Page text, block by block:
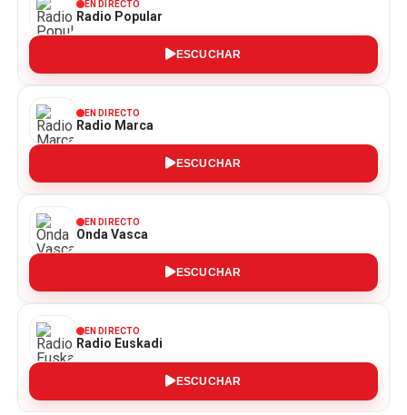
EN DIRECTO
Radio Popular
ESCUCHAR
EN DIRECTO
Radio Marca
ESCUCHAR
EN DIRECTO
Onda Vasca
ESCUCHAR
EN DIRECTO
Radio Euskadi
ESCUCHAR